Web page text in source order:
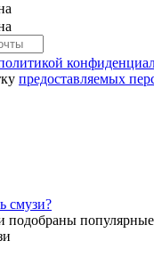
предоставляемых
смузи?
подобраны